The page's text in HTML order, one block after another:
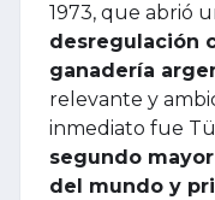
1973, que abrió
desregulación
ganadería
relevante y
inmediato fue
segundo
del mundo y